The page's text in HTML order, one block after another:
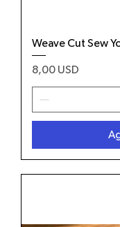
Weave Cut Sew
Prezzo
8,00 USD